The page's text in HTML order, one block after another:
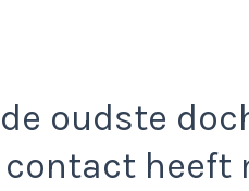
oudste
heeft